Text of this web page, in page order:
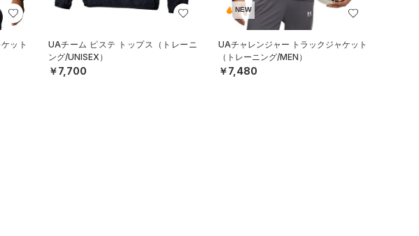
ット
UAチーム ピステ トップス（トレーニ
ング/UNISEX）
￥7,700
NEW
UAチャレンジャー トラックジャケット
（トレーニング/MEN）
￥7,480